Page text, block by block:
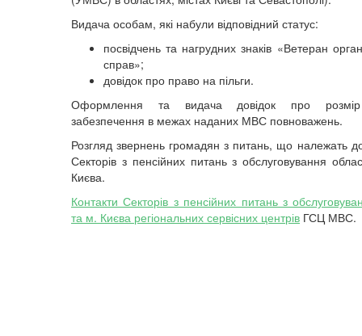
Видача особам, які набули відповідний статус:
посвідчень та нагрудних знаків «Ветеран
справ»;
довідок про право на пільги.
Оформлення та видача довідок про розмір
забезпечення в межах наданих МВС повноважень.
Розгляд звернень громадян з питань, що належать
Секторів з пенсійних питань з обслуговування
Києва.
Контакти Секторів з пенсійних питань з
та м. Києва регіональних сервісних центрів ГСЦ МВС.